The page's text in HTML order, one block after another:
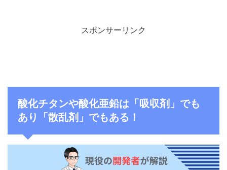
スポンサーリンク
酸化チタンや酸化亜鉛は「吸収剤」でも
あり「散乱剤」でもある！